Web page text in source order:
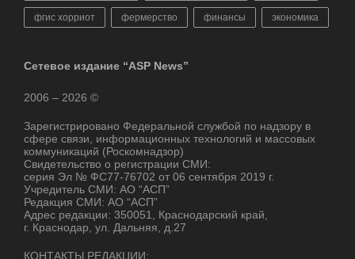
фгис хорриот фермерство финансы экономика
Сетевое издание “ASP News”
2006 – 2026 ©
Зарегистрировано Федеральной службой по надзору в
сфере связи, информационных технологий и массовых
коммуникаций (Роскомнадзор)
Свидетельство о регистрации СМИ:
серия Эл № ФС77-76702 от 06 сентября 2019 г.
Учредитель СМИ: АО “АСП”
Редакция СМИ: АО “АСП”
Адрес редакции: 350051, Краснодарский край,
г. Краснодар, ул. Дальняя, д.27
КОНТАКТЫ РЕДАКЦИИ: